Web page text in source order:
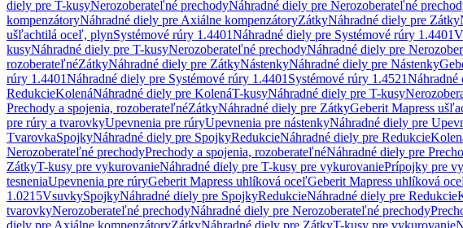
diely pre T-kusyNerozoberateľné prechodyNáhradné diely pre Nerozoberateľné
kompenzátoryNáhradné diely pre Axiálne kompenzátoryZátkyNáhradné diely pre Zátky
ušľachtilá oceľ, plynSystémové rúry 1.4401Náhradné diely pre Systémové rúry 1.4401
kusyNáhradné diely pre T-kusyNerozoberateľné prechodyNáhradné diely pre
rozoberateľnéZátkyNáhradné diely pre ZátkyNástenkyNáhradné diely pre Nástenky
rúry 1.4401Náhradné diely pre Systémové rúry 1.4401 Systémové rúry 1.4521Náhradné
RedukcieKolenáNáhradné diely pre KolenáT-kusyNáhradné diely pre T-kusy
Prechody a spojenia, rozoberateľnéZátkyNáhradné diely pre ZátkyGeberit Mapress
pre rúry a tvarovkyUpevnenia pre rúryUpevnenia pre nástenkyNáhradné diely pre
TvarovkaSpojkyNáhradné diely pre SpojkyRedukcieNáhradné diely pre Redukcie
Nerozoberateľné prechodyPrechody a spojenia, rozoberateľnéNáhradné diely pre
ZátkyT-kusy pre vykurovanieNáhradné diely pre T-kusy pre vykurovaniePrípojky pre
tesneniaUpevnenia pre rúryGeberit Mapress uhlíková oceľGeberit Mapress uhlíková
1.0215VsuvkySpojkyNáhradné diely pre SpojkyRedukcieNáhradné diely pre Redukcie
tvarovkyNerozoberateľné prechodyNáhradné diely pre Nerozoberateľné prechody
diely pre Axiálne kompenzátoryZátkyNáhradné diely pre ZátkyT-kusy pre vykurovanie